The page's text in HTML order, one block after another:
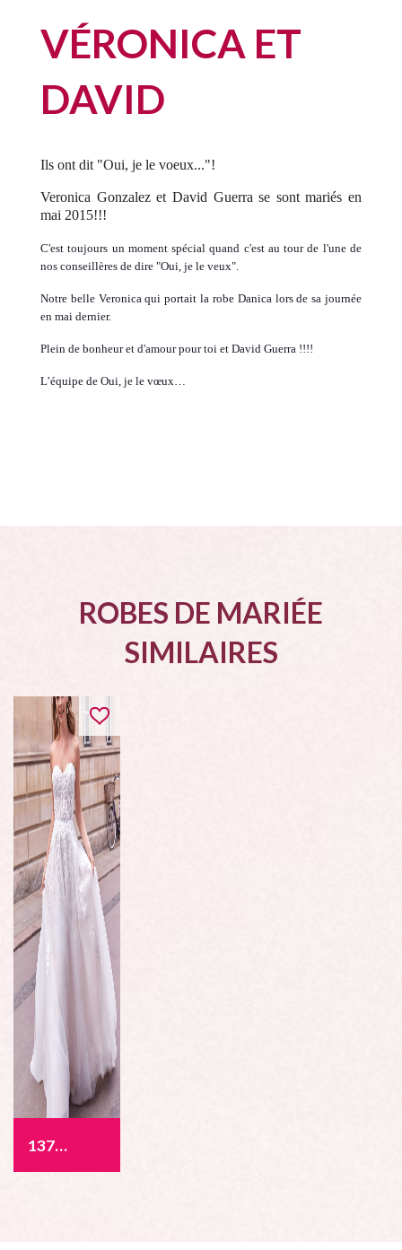
VÉRONICA ET
DAVID
Ils ont dit "Oui, je le voeux..."!
Veronica Gonzalez et David Guerra se sont mariés en
mai 2015!!!
C'est toujours un moment spécial quand c'est au tour de l'une de
nos conseillères de dire "Oui, je le veux".
Notre belle Veronica qui portait la robe Danica lors de sa journée
en mai dernier.
Plein de bonheur et d'amour pour toi et David Guerra !!!!
L’équipe de Oui, je le vœux…
ROBES DE MARIÉE
SIMILAIRES
1377 - Allegra